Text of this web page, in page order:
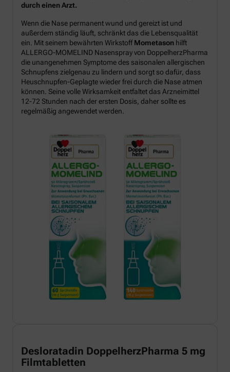
durch einen Arzt.
Wenn die Nase permanent wund und gereizt ist und
außerdem ständig läuft, schränkt das die Lebensqualität
ein. Mit seinem bewährten WirkstoffMometason hilft
ALLERGO-MOMELIND Nasenspray von DoppelherzPharma
die unangenehmen Symptome des saisonalen allergischen
Schnupfens zielgenau zu lindern und sorgt so dafür, dass
Heuschnupfen-Geplagte wieder frei durch die Nase atmen
können. Seine volle Wirksamkeit entfaltet das Arzneimittel
12-72 Stunden nach der ersten Dosis, daher sollte es
regelmäßig angewendet werden.
Desloratadin DoppelherzPharma 5 mg
Filmtabletten